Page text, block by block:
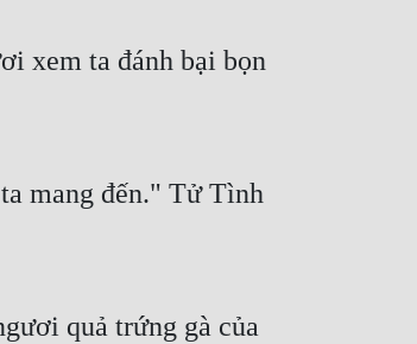
xem ta đánh bại bọn
mang đến." Tử Tình
quả trứng gà của